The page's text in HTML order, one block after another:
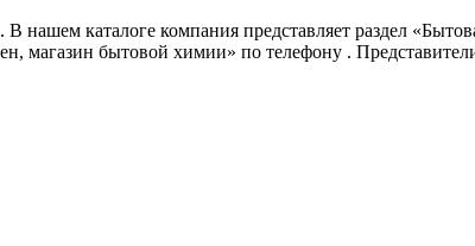
. В нашем каталоге компания представляет раздел
магазин бытовой химии» по телефону .